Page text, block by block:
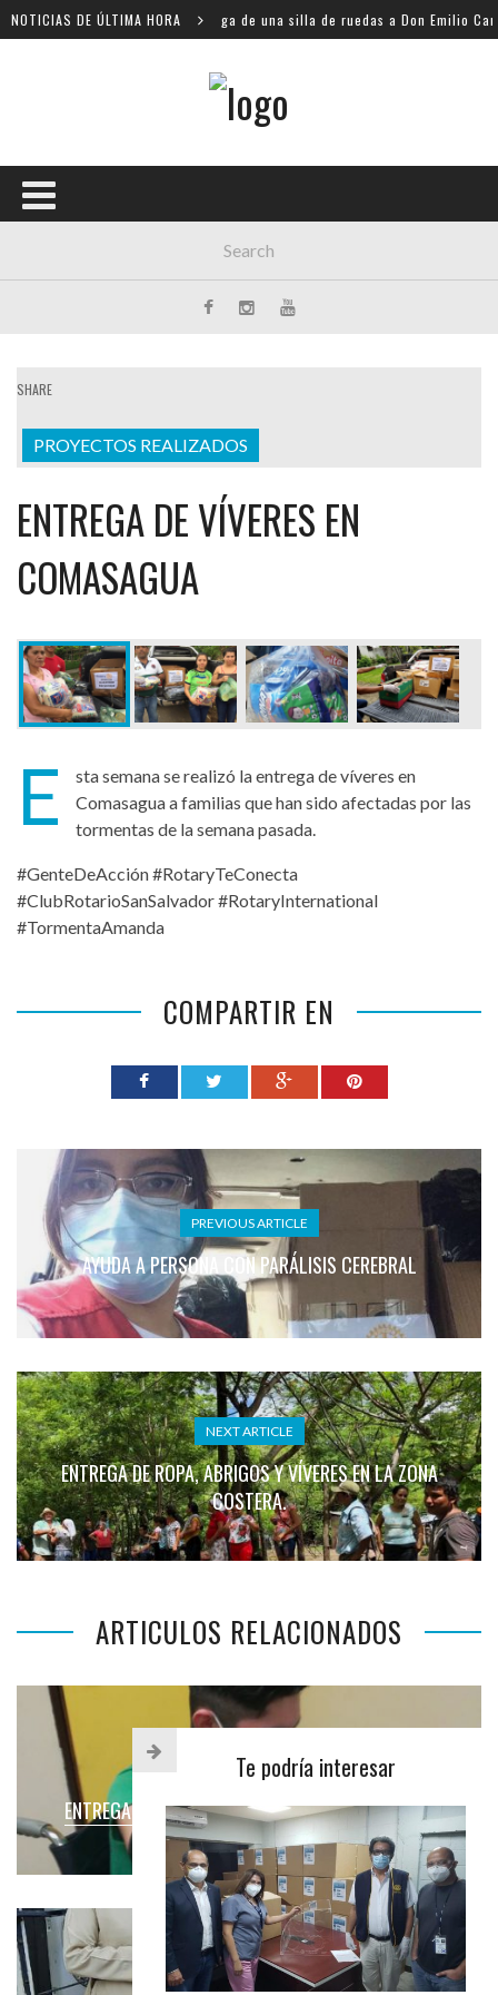
NOTICIAS DE ÚLTIMA HORAEntrega de una silla de ruedas a Don Emilio
SHARE
PROYECTOS REALIZADOS
ENTREGA DE VÍVERES EN
COMASAGUA
E
sta semana se realizó la entrega de víveres en
Comasagua a familias que han sido afectadas por las
tormentas de la semana pasada.
#GenteDeAcción #RotaryTeConecta
#ClubRotarioSanSalvador #RotaryInternational
#TormentaAmanda
COMPARTIR EN
PREVIOUS ARTICLE
AYUDA A PERSONA CON PARÁLISIS CEREBRAL
NEXT ARTICLE
ENTREGA DE ROPA, ABRIGOS Y VÍVERES EN LA ZONA
COSTERA.
ARTICULOS RELACIONADOS
ENTREGA DE PROTESIS DE MANO A ELISEO TORRES
PROYECTOS REALIZADOS
Te podría interesar